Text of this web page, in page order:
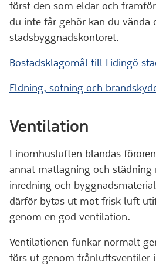
först den som eldar och
du inte får gehör kan du
stadsbyggnadskontoret.
Bostadsklagomål till Lidingö
Eldning, sotning och
Ventilation
I inomhusluften blandas
annat matlagning och städning
inredning och
därför bytas ut mot frisk luft
genom en god ventilation.
Ventilationen funkar normalt
förs ut genom frånluftsventiler